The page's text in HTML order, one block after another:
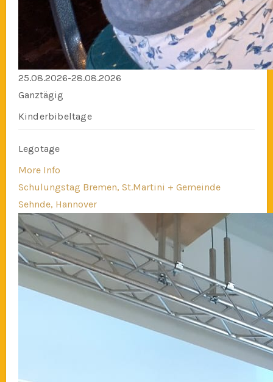
25.08.2026-28.08.2026
Ganztägig
Kinderbibeltage
Legotage
More Info
Schulungstag Bremen, St.Martini + Gemeinde
Sehnde, Hannover